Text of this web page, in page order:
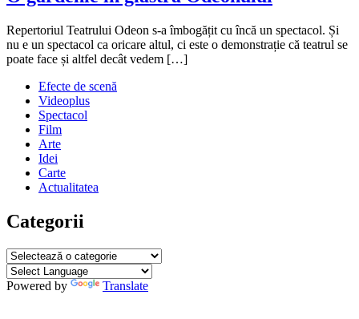
30
iunie
201830
2018
Repertoriul Teatrului Odeon s-a îmbogățit cu încă un spectacol. Și
nu e un spectacol ca oricare altul, ci este o demonstrație că teatrul se
poate face și altfel decât vedem […]
Efecte de scenă
Videoplus
Spectacol
Film
Arte
Idei
Carte
Actualitatea
Categorii
Categorii
Powered by Translate